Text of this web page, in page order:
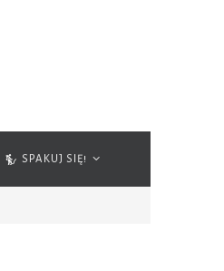
SPAKUJ SIĘ!